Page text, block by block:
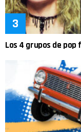
Los 4 grupos de pop